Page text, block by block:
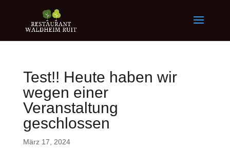
Test!! Heute haben wir
wegen einer
Veranstaltung
geschlossen
März 17, 2024